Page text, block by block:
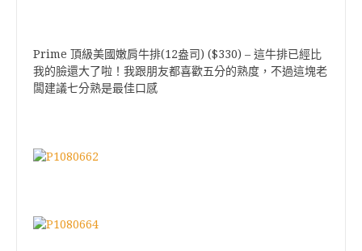
Prime 頂級美國嫩肩牛排(12盎司 ) ($330) – 這牛排已經比
我的臉還大了啦！我跟朋友都喜歡五分的熟度，不過這塊老
闆建議七分熟是最佳口感